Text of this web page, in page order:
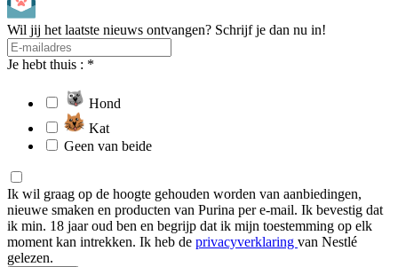
Wil jij het laatste nieuws ontvangen? Schrijf je dan nu in!
Je hebt thuis : *
Hond
Kat
Geen van beide
Ik wil graag op de hoogte gehouden worden van aanbiedingen,
nieuwe smaken en producten van Purina per e-mail. Ik bevestig dat
ik min. 18 jaar oud ben en begrijp dat ik mijn toestemming op elk
moment kan intrekken. Ik heb de privacyverklaring van Nestlé
gelezen.